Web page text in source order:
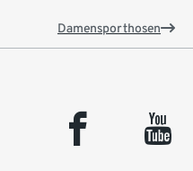
Damensporthosen
facebook youtube